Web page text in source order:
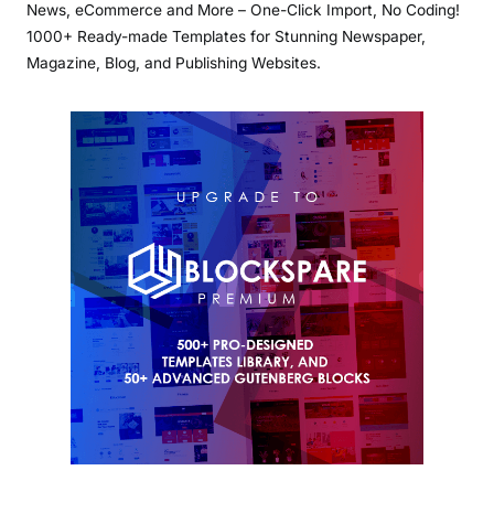
News, eCommerce and More – One-Click Import, No Coding!
1000+ Ready-made Templates for Stunning Newspaper,
Magazine, Blog, and Publishing Websites.